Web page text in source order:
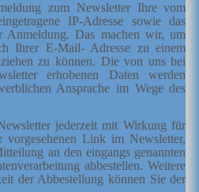
zum Newsletter Ihre vom
IP-Adresse sowie das
Das machen wir, um
Ihrer E-Mail- Adresse zu einem
zu können. Die von uns bei
erhobenen Daten werden
Ansprache im Wege des
jederzeit mit Wirkung für
Link im Newsletter,
an den eingangs genannten
abbestellen. Weitere
der Abbestellung können Sie der